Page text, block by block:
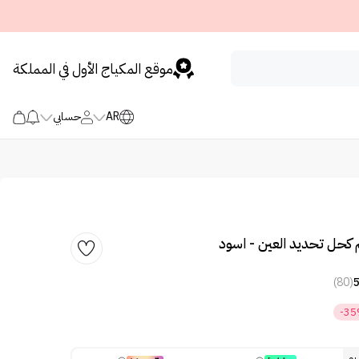
موقع المكياج الأول في المملكة
AR حسابي
كحل تحديد العين - اسود
5
(80)
-